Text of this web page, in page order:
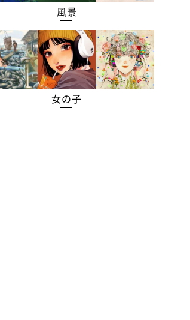
風景
女の子